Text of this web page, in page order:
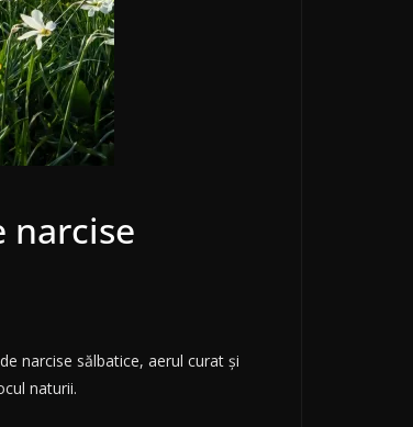
narcise
narcise sălbatice, aerul curat și
naturii.